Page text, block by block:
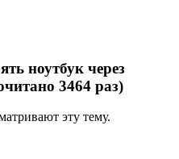
ноутбук через
3464 раз)
эту тему.